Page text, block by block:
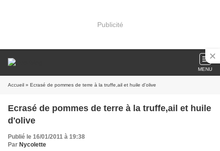
Publicité
MENU
Accueil » Ecrasé de pommes de terre à la truffe,ail et huile d'olive
Ecrasé de pommes de terre à la truffe,ail et huile
d'olive
Publié le 16/01/2011 à 19:38
Par Nycolette